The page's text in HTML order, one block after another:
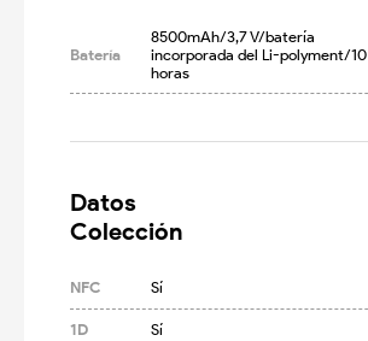
Batería
8500mAh/3,7 V/batería
incorporada del Li-polyment/10
horas
Datos
Colección
NFC Sí
1D Sí